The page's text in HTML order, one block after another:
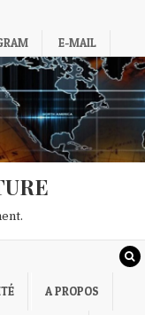
E-MAIL
A PROPOS